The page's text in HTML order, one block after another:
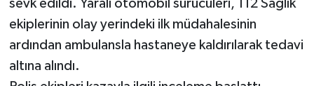
sevk edildi. Yaralı otomobil sürücüleri, 112 Sağlık
ekiplerinin olay yerindeki ilk müdahalesinin
ardından ambulansla hastaneye kaldırılarak tedavi
altına alındı.